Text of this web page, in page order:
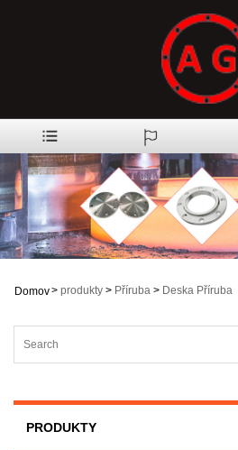
Domov> produkty > Příruba > Deska Příruba
PRODUKTY